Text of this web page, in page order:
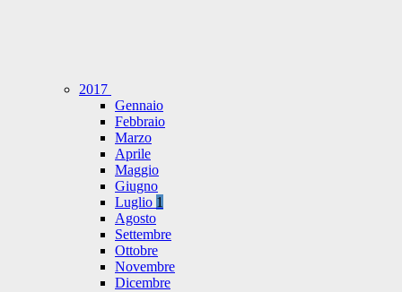
2017
Gennaio
Febbraio
Marzo
Aprile
Maggio
Giugno
Luglio 1
Agosto
Settembre
Ottobre
Novembre
Dicembre